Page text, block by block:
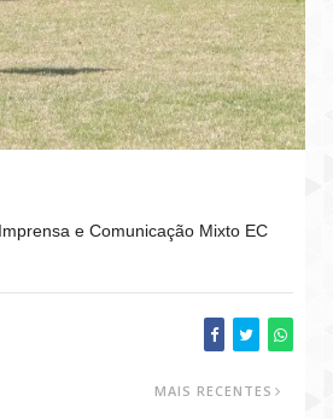
e Comunicação Mixto EC
MAIS RECENTES